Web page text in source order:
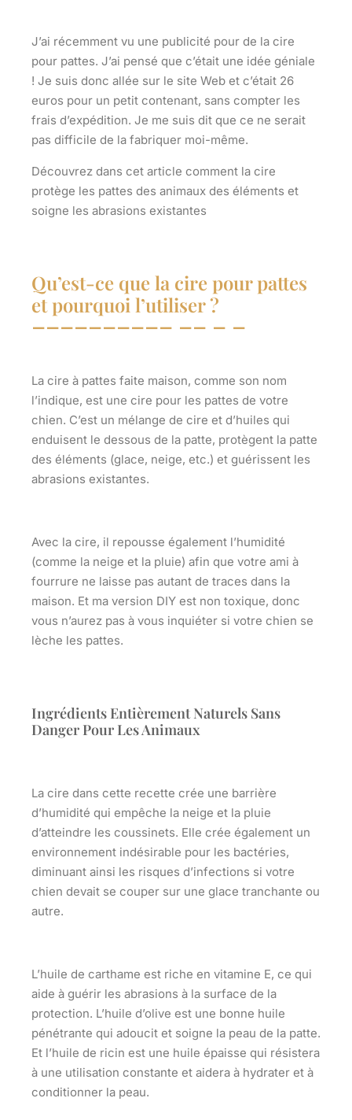
J’ai récemment vu une publicité pour de la cire
pour pattes. J’ai pensé que c’était une idée géniale
! Je suis donc allée sur le site Web et c’était 26
euros pour un petit contenant, sans compter les
frais d’expédition. Je me suis dit que ce ne serait
pas difficile de la fabriquer moi-même.
Découvrez dans cet article comment la cire
protège les pattes des animaux des éléments et
soigne les abrasions existantes
Qu’est-ce que la cire pour pattes
et pourquoi l’utiliser ?
La cire à pattes faite maison, comme son nom
l’indique, est une cire pour les pattes de votre
chien. C’est un mélange de cire et d’huiles qui
enduisent le dessous de la patte, protègent la patte
des éléments (glace, neige, etc.) et guérissent les
abrasions existantes.
Avec la cire, il repousse également l’humidité
(comme la neige et la pluie) afin que votre ami à
fourrure ne laisse pas autant de traces dans la
maison. Et ma version DIY est non toxique, donc
vous n’aurez pas à vous inquiéter si votre chien se
lèche les pattes.
Ingrédients Entièrement Naturels Sans
Danger Pour Les Animaux
La cire dans cette recette crée une barrière
d’humidité qui empêche la neige et la pluie
d’atteindre les coussinets. Elle crée également un
environnement indésirable pour les bactéries,
diminuant ainsi les risques d’infections si votre
chien devait se couper sur une glace tranchante ou
autre.
L’huile de carthame est riche en vitamine E, ce qui
aide à guérir les abrasions à la surface de la
protection. L’huile d’olive est une bonne huile
pénétrante qui adoucit et soigne la peau de la patte.
Et l’huile de ricin est une huile épaisse qui résistera
à une utilisation constante et aidera à hydrater et à
conditionner la peau.